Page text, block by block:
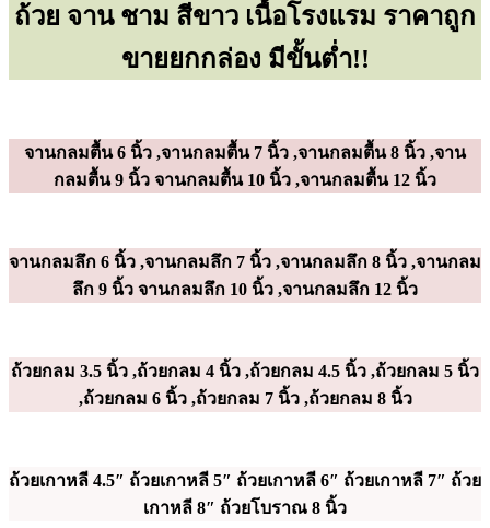
ถ้วย จาน ชาม สีขาว เนื้อโรงแรม ราคาถูก
ขายยกกล่อง มีขั้นต่ำ!!
จานกลมตื้น 6 นิ้ว ,จานกลมตื้น 7 นิ้ว ,จานกลมตื้น 8 นิ้ว ,จาน
กลมตื้น 9 นิ้ว จานกลมตื้น 10 นิ้ว ,จานกลมตื้น 12 นิ้ว
จานกลมลึก 6 นิ้ว ,จานกลมลึก 7 นิ้ว ,จานกลมลึก 8 นิ้ว ,จานกลม
ลึก 9 นิ้ว จานกลมลึก 10 นิ้ว ,จานกลมลึก 12 นิ้ว
ถ้วยกลม 3.5 นิ้ว ,ถ้วยกลม 4 นิ้ว ,ถ้วยกลม 4.5 นิ้ว ,ถ้วยกลม 5 นิ้ว
,ถ้วยกลม 6 นิ้ว ,ถ้วยกลม 7 นิ้ว ,ถ้วยกลม 8 นิ้ว
ถ้วยเกาหลี 4.5″ ถ้วยเกาหลี 5″ ถ้วยเกาหลี 6″ ถ้วยเกาหลี 7″ ถ้วย
เกาหลี 8″ ถ้วยโบราณ 8 นิ้ว